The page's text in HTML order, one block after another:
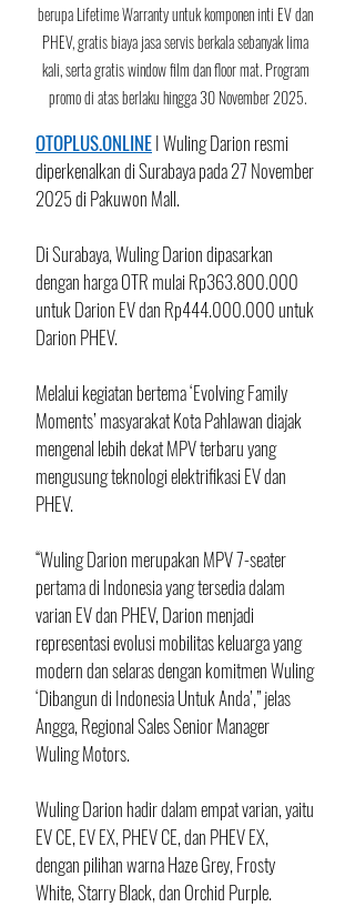
berupa Lifetime Warranty untuk komponen inti EV dan
PHEV, gratis biaya jasa servis berkala sebanyak lima
kali, serta gratis window film dan floor mat. Program
promo di atas berlaku hingga 30 November 2025.
OTOPLUS.ONLINE I Wuling Darion resmi
diperkenalkan di Surabaya pada 27 November
2025 di Pakuwon Mall.
Di Surabaya, Wuling Darion dipasarkan
dengan harga OTR mulai Rp363.800.000
untuk Darion EV dan Rp444.000.000 untuk
Darion PHEV.
Melalui kegiatan bertema ‘Evolving Family
Moments’ masyarakat Kota Pahlawan diajak
mengenal lebih dekat MPV terbaru yang
mengusung teknologi elektrifikasi EV dan
PHEV.
“Wuling Darion merupakan MPV 7-seater
pertama di Indonesia yang tersedia dalam
varian EV dan PHEV, Darion menjadi
representasi evolusi mobilitas keluarga yang
modern dan selaras dengan komitmen Wuling
‘Dibangun di Indonesia Untuk Anda’,” jelas
Angga, Regional Sales Senior Manager
Wuling Motors.
Wuling Darion hadir dalam empat varian, yaitu
EV CE, EV EX, PHEV CE, dan PHEV EX,
dengan pilihan warna Haze Grey, Frosty
White, Starry Black, dan Orchid Purple.